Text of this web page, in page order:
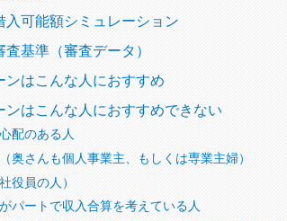
可能額シミュレーション
基準（審査データ）
はこんな人におすすめ
ンはこんな人におすすめできない
配のある人
奥さんも個人事業主、もしくは専業主婦）
役員の人）
パートで収入合算を考えている人